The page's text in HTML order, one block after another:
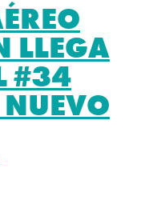
LLEGA
#34